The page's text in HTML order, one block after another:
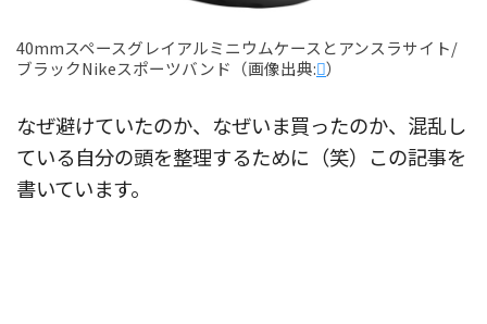
40mmスペースグレイアルミニウムケースとアンスラサイト/
ブラックNikeスポーツバンド（画像出典:）
なぜ避けていたのか、なぜいま買ったのか、混乱し
ている自分の頭を整理するために（笑）この記事を
書いています。